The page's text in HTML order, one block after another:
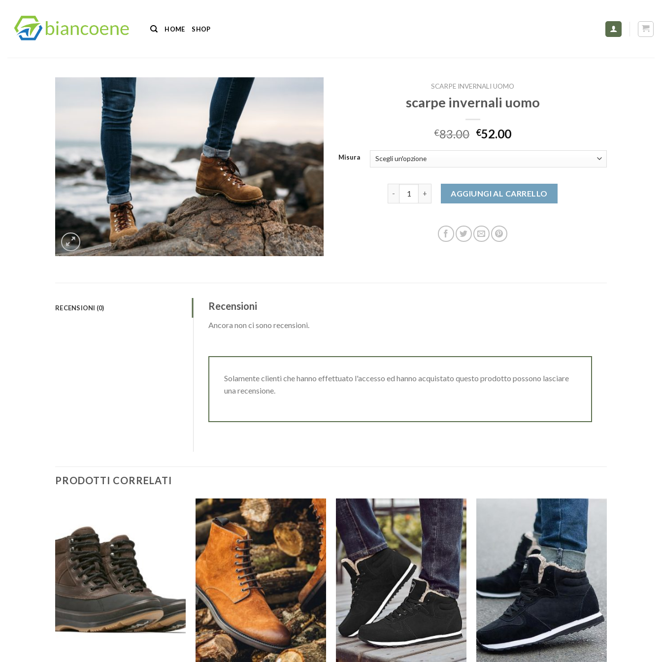
contenuti
HOME SHOP
SCARPE INVERNALI UOMO
scarpe invernali uomo
€83.00 €52.00
Misura
AGGIUNGI AL CARRELLO
RECENSIONI (0) Recensioni
Ancora non ci sono recensioni.
Solamente clienti che hanno effettuato l'accesso ed hanno acquistato questo prodotto possono lasciare
una recensione.
PRODOTTI CORRELATI